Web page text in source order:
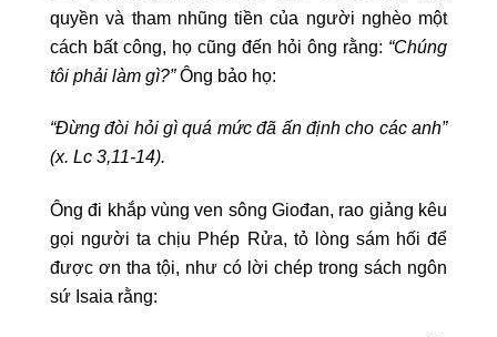
quyền và tham nhũng tiền của người nghèo một
cách bất công, họ cũng đến hỏi ông rằng: “Chúng
tôi phải làm gì?”Ông bảo họ:
“Đừng đòi hỏi gì quá mức đã ấn định cho các anh”
(x. Lc 3,11-14).
Ông đi khắp vùng ven sông Giođan, rao giảng kêu
gọi người ta chịu Phép Rửa, tỏ lòng sám hối để
được ơn tha tội, như có lời chép trong sách ngôn
sứ Isaia rằng: